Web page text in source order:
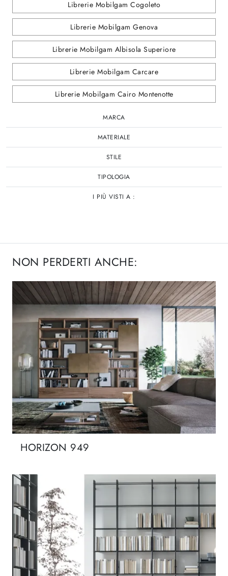
Librerie Mobilgam Cogoleto
Librerie Mobilgam Genova
Librerie Mobilgam Albisola Superiore
Librerie Mobilgam Carcare
Librerie Mobilgam Cairo Montenotte
MARCA
MATERIALE
STILE
TIPOLOGIA
I PIÙ VISTI A :
NON PERDERTI ANCHE:
HORIZON 949